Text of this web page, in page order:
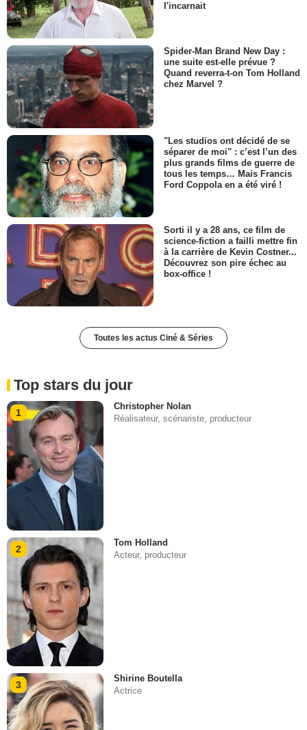
l'incarnait
Spider-Man Brand New Day :
une suite est-elle prévue ?
Quand reverra-t-on Tom Holland
chez Marvel ?
"Les studios ont décidé de se
séparer de moi" : c’est l’un des
plus grands films de guerre de
tous les temps… Mais Francis
Ford Coppola en a été viré !
Sorti il y a 28 ans, ce film de
science-fiction a failli mettre fin
à la carrière de Kevin Costner...
Découvrez son pire échec au
box-office !
Toutes les actus Ciné & Séries
Top stars du jour
1
Christopher Nolan
Réalisateur, scénariste, producteur
2
Tom Holland
Acteur, producteur
3
Shirine Boutella
Actrice